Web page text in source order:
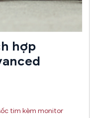
hợp
tim kèm monitor